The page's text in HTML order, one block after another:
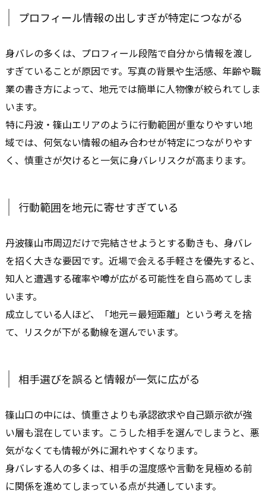
プロフィール情報の出しすぎが特定につながる
身バレの多くは、プロフィール段階で自分から情報を渡し
すぎていることが原因です。写真の背景や生活感、年齢や職
業の書き方によって、地元では簡単に人物像が絞られてしま
います。
特に丹波・篠山エリアのように行動範囲が重なりやすい地
域では、何気ない情報の組み合わせが特定につながりやす
く、慎重さが欠けると一気に身バレリスクが高まります。
行動範囲を地元に寄せすぎている
丹波篠山市周辺だけで完結させようとする動きも、身バレ
を招く大きな要因です。近場で会える手軽さを優先すると、
知人と遭遇する確率や噂が広がる可能性を自ら高めてしま
います。
成立している人ほど、「地元＝最短距離」という考えを捨
て、リスクが下がる動線を選んでいます。
相手選びを誤ると情報が一気に広がる
篠山口の中には、慎重さよりも承認欲求や自己顕示欲が強
い層も混在しています。こうした相手を選んでしまうと、悪
気がなくても情報が外に漏れやすくなります。
身バレする人の多くは、相手の温度感や言動を見極める前
に関係を進めてしまっている点が共通しています。